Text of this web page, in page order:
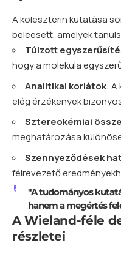
A koleszterin kutatása
beleesett, amelyek
Túlzott
hogy a molekula
Analitikai korlátok: A
elég érzékenyek
Sztereokémiai
meghatározása
Szennyeződések
félrevezető
"A tudományos
hanem a megértés
A Wieland-féle
részletei